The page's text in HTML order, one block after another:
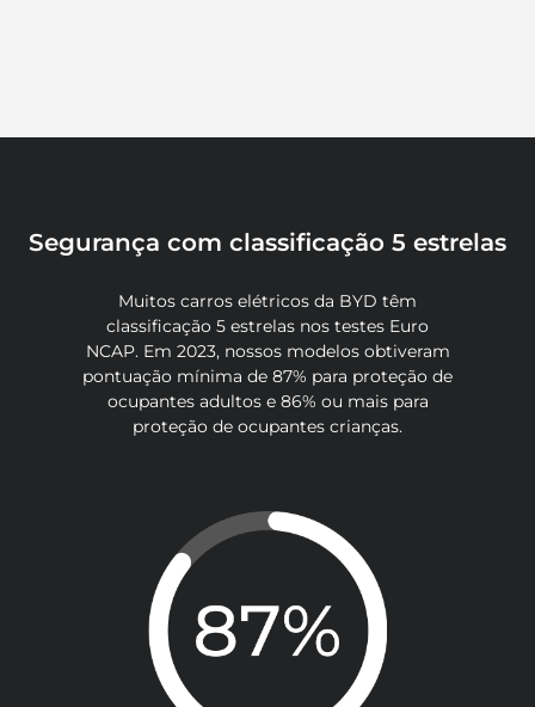
Segurança com classificação 5 estrelas
Muitos carros elétricos da BYD têm
classificação 5 estrelas nos testes Euro
NCAP. Em 2023, nossos modelos obtiveram
pontuação mínima de 87% para proteção de
ocupantes adultos e 86% ou mais para
proteção de ocupantes crianças.